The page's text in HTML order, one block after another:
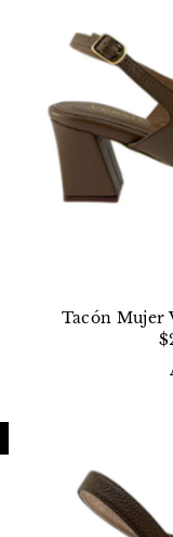
Tacón Mujer